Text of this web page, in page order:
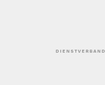
DIENSTVERBAND